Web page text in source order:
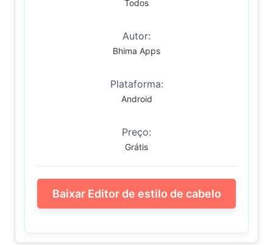
Todos
Autor:
Bhima Apps
Plataforma:
Android
Preço:
Grátis
Baixar Editor de estilo de cabelo